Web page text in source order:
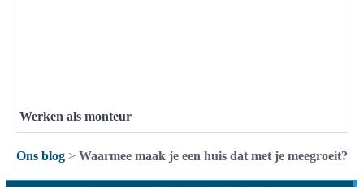
Werken als monteur
Ons blog > Waarmee maak je een huis dat met je meegroeit?